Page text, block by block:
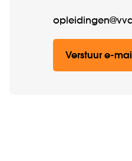
Verstuur e-mail